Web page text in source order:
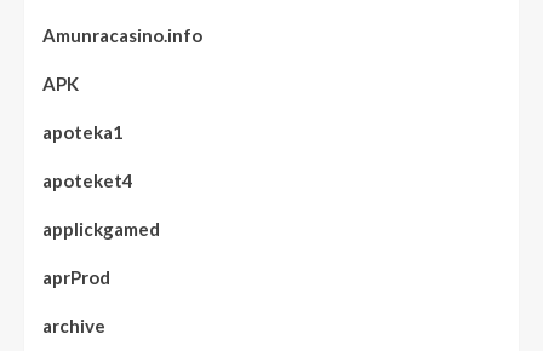
Amunracasino.info
APK
apoteka1
apoteket4
applickgamed
aprProd
archive